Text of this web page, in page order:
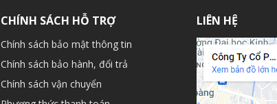
CHÍNH SÁCH HỖ TRỢ
Chính sách bảo mật thông tin
Chính sách bảo hành, đổi trả
Chính sách vận chuyển
LIÊN HỆ